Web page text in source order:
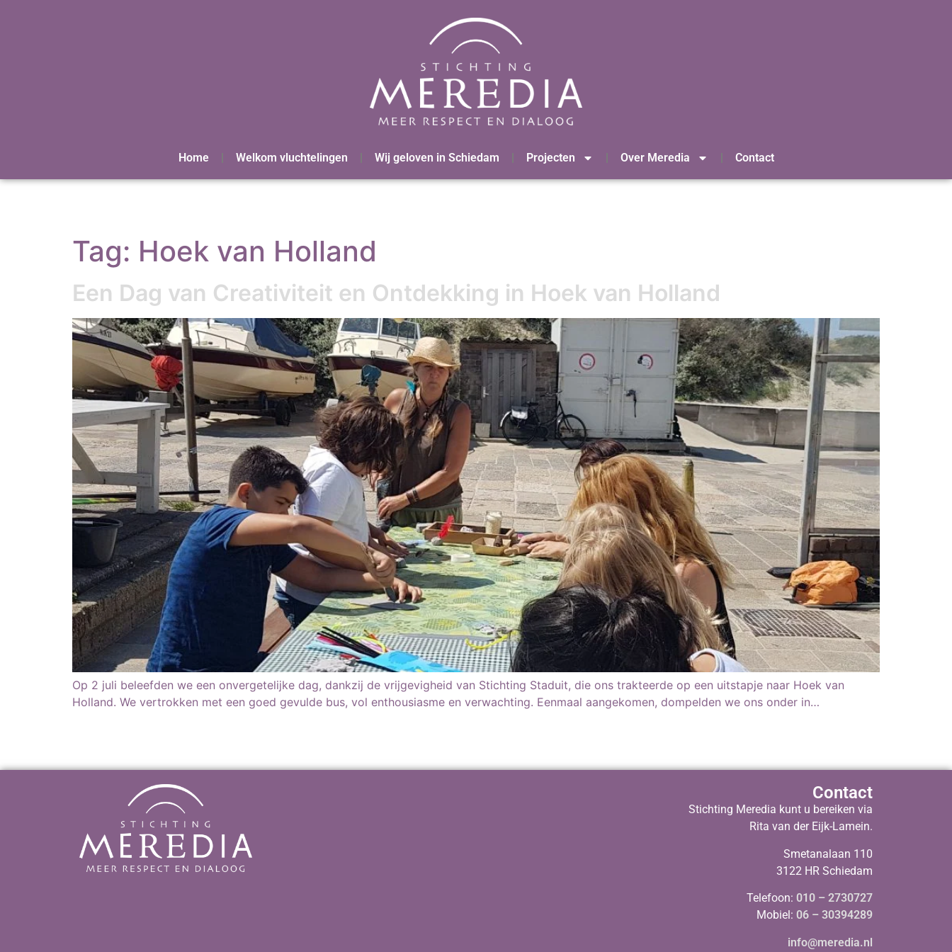
Home Welkom vluchtelingen Wij geloven in Schiedam Projecten Over Meredia Contact
Tag: Hoek van Holland
Een Dag van Creativiteit en Ontdekking in Hoek van Holland
Op 2 juli beleefden we een onvergetelijke dag, dankzij de vrijgevigheid van Stichting Staduit, die ons trakteerde op een uitstapje naar Hoek van
Holland. We vertrokken met een goed gevulde bus, vol enthousiasme en verwachting. Eenmaal aangekomen, dompelden we ons onder in…
Contact
Stichting Meredia kunt u bereiken via
Rita van der Eijk-Lamein.
Smetanalaan 110
3122 HR Schiedam
Telefoon: 010 – 2730727
Mobiel: 06 – 30394289
info@meredia.nl